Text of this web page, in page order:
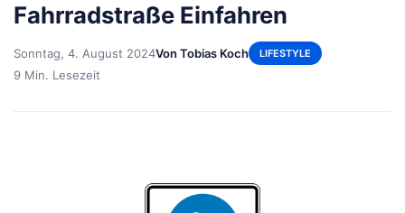
Fahrradstraße Einfahren
Sonntag, 4. August 2024Von Tobias Koch LIFESTYLE
9 Min. Lesezeit